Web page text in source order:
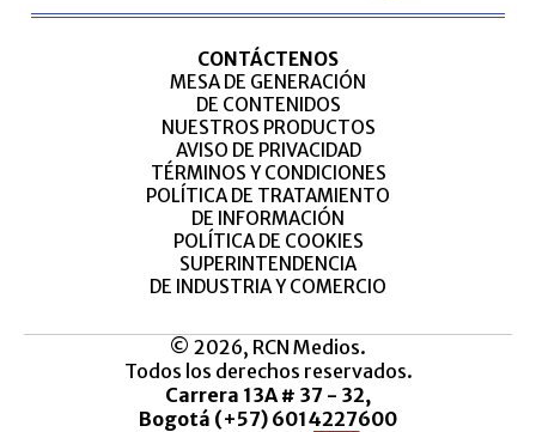
CONTÁCTENOS
MESA DE GENERACIÓN
DE CONTENIDOS
NUESTROS PRODUCTOS
AVISO DE PRIVACIDAD
TÉRMINOS Y CONDICIONES
POLÍTICA DE TRATAMIENTO
DE INFORMACIÓN
POLÍTICA DE COOKIES
SUPERINTENDENCIA
DE INDUSTRIA Y COMERCIO
© 2026, RCN Medios.
Todos los derechos reservados.
Carrera 13A # 37 - 32,
Bogotá (+57) 6014227600